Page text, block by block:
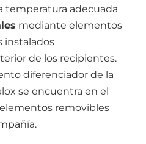
adecuada
mediante elementos
instalados
de los recipientes.
diferenciador de la
se encuentra en el
removibles